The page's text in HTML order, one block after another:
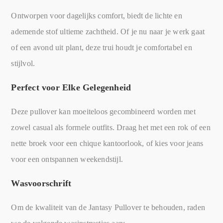
Ontworpen voor dagelijks comfort, biedt de lichte en
ademende stof ultieme zachtheid. Of je nu naar je werk gaat
of een avond uit plant, deze trui houdt je comfortabel en
stijlvol.
Perfect voor Elke Gelegenheid
Deze pullover kan moeiteloos gecombineerd worden met
zowel casual als formele outfits. Draag het met een rok of een
nette broek voor een chique kantoorlook, of kies voor jeans
voor een ontspannen weekendstijl.
Wasvoorschrift
Om de kwaliteit van de Jantasy Pullover te behouden, raden